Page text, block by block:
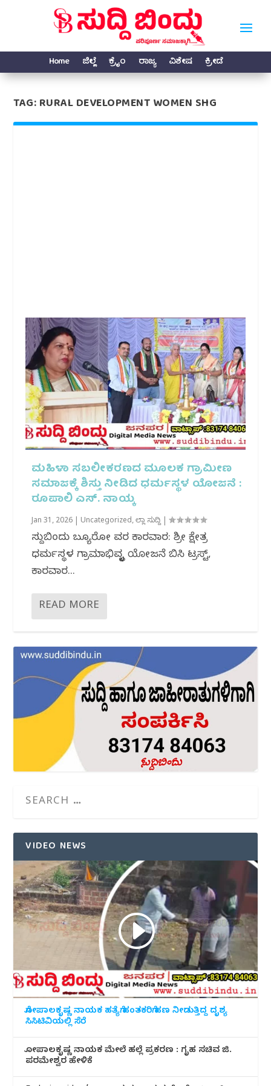
Home ಜಿಲ್ಲೆ ಕ್ರೈಂ ರಾಜ್ಯ ವಿಶೇಷ ಕ್ರೀಡೆ
TAG:RURAL DEVELOPMENT WOMEN SHG
ಮಹಿಳಾ ಸಬಲೀಕರಣದ ಮೂಲಕ ಗ್ರಾಮೀಣ
ಸಮಾಜಕ್ಕೆ ಶಿಸ್ತು ನೀಡಿದ ಧರ್ಮಸ್ಥಳ ಯೋಜನೆ :
ರೂಪಾಲಿ ಎಸ್. ನಾಯ್ಕ
Jan 31, 2026 Uncategorized,ಜಿಲ್ಲಾ ಸುದ್ದಿ |
ಸುದ್ದಿಬಿಂದು ಬ್ಯೂರೋ ವರದಿ ಕಾರವಾರ: ಶ್ರೀ ಕ್ಷೇತ್ರ
ಧರ್ಮಸ್ಥಳ ಗ್ರಾಮಾಭಿವೃದ್ಧಿ ಯೋಜನೆ ಬಿಸಿ ಟ್ರಸ್ಟ್,
ಕಾರವಾರ...
READ MORE
VIDEO NEWS
ಗೋಪಾಲಕೃಷ್ಣ ನಾಯಕ ಹತ್ಯೆಗೆ ಹಂತಕರಿಗೆ ಹಣ ನೀಡುತ್ತಿದ್ದ ದೃಶ್ಯ
ಸಿಸಿಟಿವಿಯಲ್ಲಿ ಸೆರೆ
ಗೋಪಾಲಕೃಷ್ಣ ನಾಯಕ ಮೇಲೆ ಹಲ್ಲೆ ಪ್ರಕರಣ : ಗೃಹ ಸಚಿವ ಜಿ.
ಪರಮೇಶ್ವರ ಹೇಳಿಕೆ